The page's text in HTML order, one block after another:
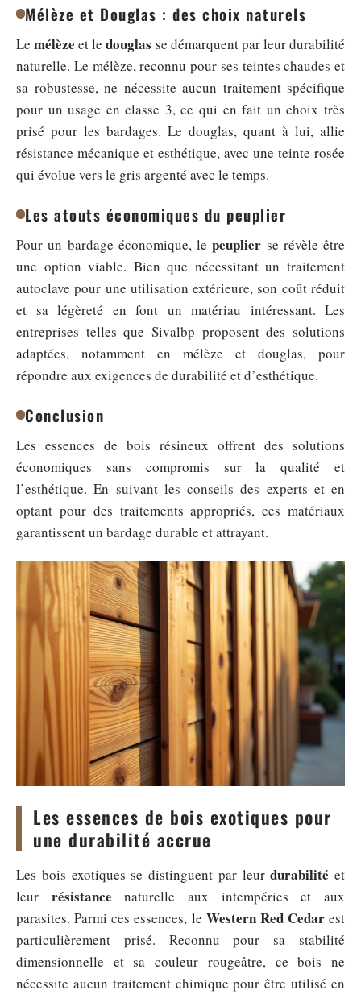
Mélèze et Douglas : des choix naturels
Lemélèze et ledouglas se démarquent par leur durabilité
naturelle. Le mélèze, reconnu pour ses teintes chaudes et
sa robustesse, ne nécessite aucun traitement spécifique
pour un usage en classe 3, ce qui en fait un choix très
prisé pour les bardages. Le douglas, quant à lui, allie
résistance mécanique et esthétique, avec une teinte rosée
qui évolue vers le gris argenté avec le temps.
Les atouts économiques du peuplier
Pour un bardage économique, lepeuplier se révèle être
une option viable. Bien que nécessitant un traitement
autoclave pour une utilisation extérieure, son coût réduit
et sa légèreté en font un matériau intéressant. Les
entreprises telles que Sivalbp proposent des solutions
adaptées, notamment en mélèze et douglas, pour
répondre aux exigences de durabilité et d’esthétique.
Conclusion
Les essences de bois résineux offrent des solutions
économiques sans compromis sur la qualité et
l’esthétique. En suivant les conseils des experts et en
optant pour des traitements appropriés, ces matériaux
garantissent un bardage durable et attrayant.
Les essences de bois exotiques pour
une durabilité accrue
Les bois exotiques se distinguent par leurdurabilité et
leur résistance naturelle aux intempéries et aux
parasites. Parmi ces essences, le Western Red Cedarest
particulièrement prisé. Reconnu pour sa stabilité
dimensionnelle et sa couleur rougeâtre, ce bois ne
nécessite aucun traitement chimique pour être utilisé en